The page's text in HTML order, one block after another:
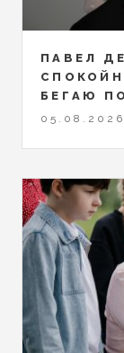
ПАВЕЛ
БЕГАЮ
05.08.2026